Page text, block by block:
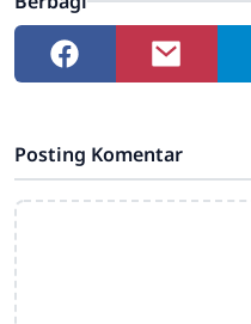
Posting Komentar